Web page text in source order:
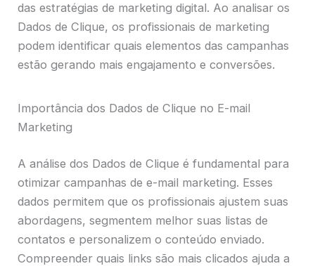
das estratégias de marketing digital. Ao analisar os
Dados de Clique, os profissionais de marketing
podem identificar quais elementos das campanhas
estão gerando mais engajamento e conversões.
Importância dos Dados de Clique no E-mail
Marketing
A análise dos Dados de Clique é fundamental para
otimizar campanhas de e-mail marketing. Esses
dados permitem que os profissionais ajustem suas
abordagens, segmentem melhor suas listas de
contatos e personalizem o conteúdo enviado.
Compreender quais links são mais clicados ajuda a